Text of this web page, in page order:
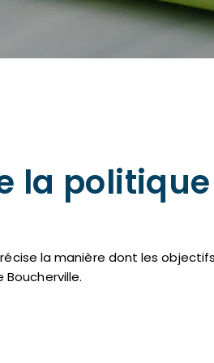
la
la manière dont les